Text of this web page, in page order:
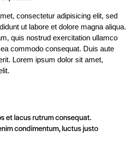
consectetur adipisicing elit, sed
ut labore et dolore magna aliqua.
quis nostrud exercitation ullamco
commodo consequat. Duis aute
Lorem ipsum dolor sit amet,
et lacus rutrum consequat.
condimentum, luctus justo